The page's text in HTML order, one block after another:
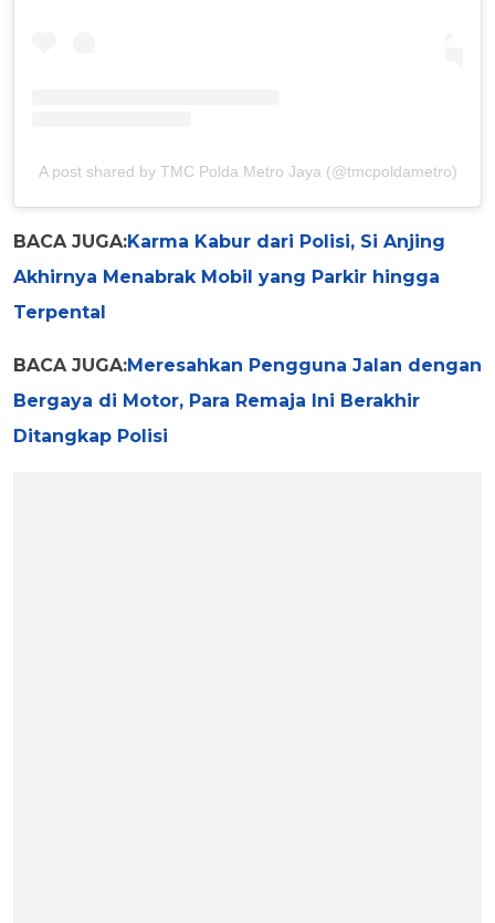
A post shared by TMC Polda Metro Jaya (@tmcpoldametro)
BACA JUGA:Karma Kabur dari Polisi, Si Anjing
Akhirnya Menabrak Mobil yang Parkir hingga
Terpental
BACA JUGA:Meresahkan Pengguna Jalan dengan
Bergaya di Motor, Para Remaja Ini Berakhir
Ditangkap Polisi